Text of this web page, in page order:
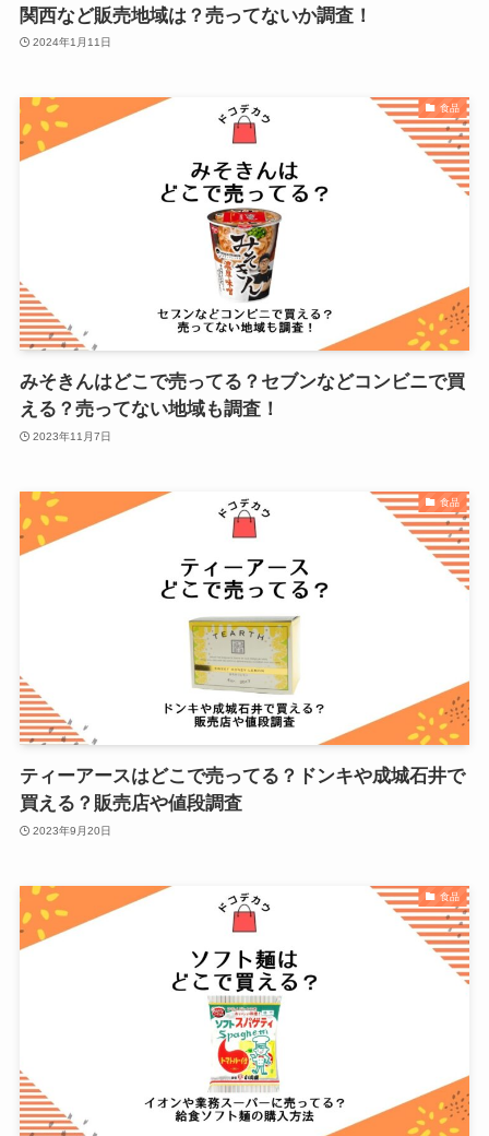
関西など販売地域は？売ってないか調査！
2024年1月11日
食品
みそきんはどこで売ってる？セブンなどコンビニで買
える？売ってない地域も調査！
2023年11月7日
食品
ティーアースはどこで売ってる？ドンキや成城石井で
買える？販売店や値段調査
2023年9月20日
食品